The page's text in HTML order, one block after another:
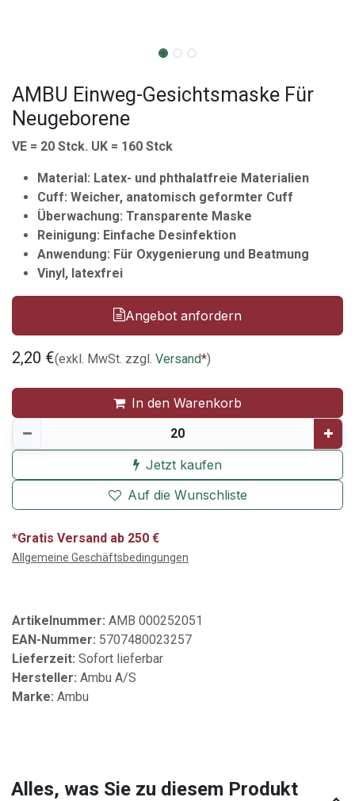
AMBU Einweg-Gesichtsmaske Für
Neugeborene
VE = 20 Stck. UK = 160 Stck
Material: Latex- und phthalatfreie Materialien
Cuff: Weicher, anatomisch geformter Cuff
Überwachung: Transparente Maske
Reinigung: Einfache Desinfektion
Anwendung: Für Oxygenierung und Beatmung
Vinyl, latexfrei
Angebot anfordern
2,20 €(exkl. MwSt. zzgl. Versand*)
In den Warenkorb
Jetzt kaufen
Auf die Wunschliste
*Gratis Versand ab 250 €
Allgemeine Geschäftsbedingungen
Artikelnummer: AMB 000252051
EAN-Nummer: 5707480023257
Lieferzeit: Sofort lieferbar
Hersteller: Ambu A/S
Marke: Ambu
Alles, was Sie zu diesem Produkt